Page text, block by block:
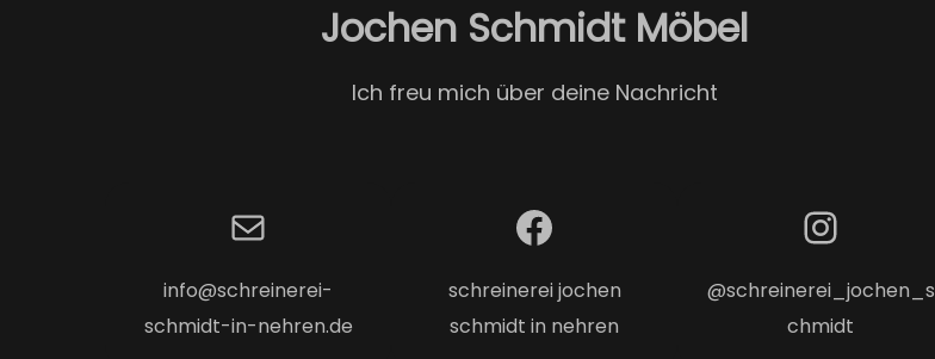
Jochen Schmidt Möbel
Ich freu mich über deine Nachricht
Mail
info@schreinerei-
schmidt-in-nehren.de
Facebook
schreinerei jochen
schmidt in nehren
Instagram
@schreinerei_jochen_s
chmidt